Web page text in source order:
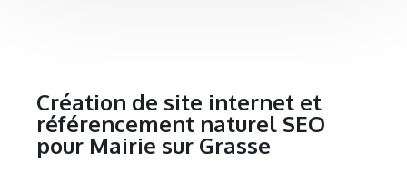
Création de site internet et
référencement naturel SEO
pour Mairie sur Grasse